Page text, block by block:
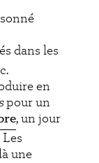
dans les
en
pour un
, un jour
Les
une